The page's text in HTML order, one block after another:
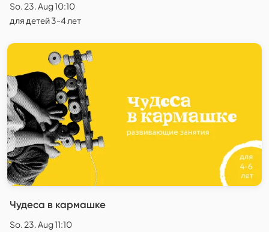
So. 23. Aug 10:10
для детей 3-4 лет
Чудеса в кармашке
So. 23. Aug 11:10